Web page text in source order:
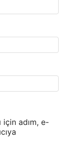
için adım, e-